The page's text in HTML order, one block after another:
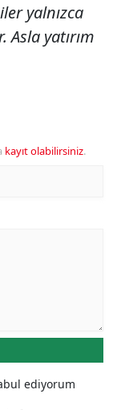
yalnızca
yatırım
kayıt olabilirsiniz.
ediyorum